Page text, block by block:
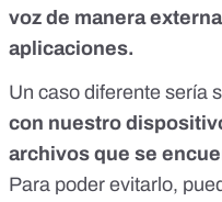
voz de manera
aplicaciones.
Un caso diferente sería
con nuestro
archivos que se
Para poder evitarlo,